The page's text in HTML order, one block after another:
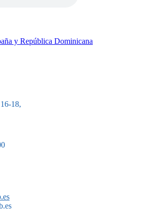
y República Dominicana
18,